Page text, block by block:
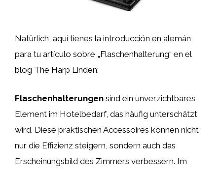
Natürlich, aquí tienes la introducción en alemán
para tu artículo sobre „Flaschenhalterung“ en el
blog The Harp Linden:
Flaschenhalterungen sind ein unverzichtbares
Element im Hotelbedarf, das häufig unterschätzt
wird. Diese praktischen Accessoires können nicht
nur die Effizienz steigern, sondern auch das
Erscheinungsbild des Zimmers verbessern. Im